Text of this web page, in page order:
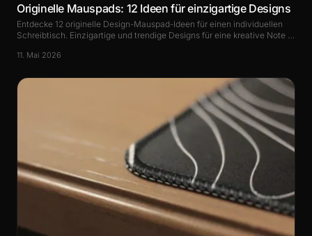
Originelle Mauspads: 12 Ideen für einzigartige Designs
Entdecke 12 originelle Design-Mauspad-Ideen für einen individuellen
Schreibtisch. Einzigartige und trendige Designs für eine kreative Note in
11. Mai 2026